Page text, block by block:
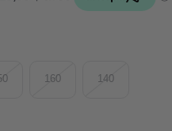
160 140